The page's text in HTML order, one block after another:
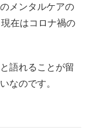
メンタルケアの
在はコロナ禍の
語れることが留
なのです。